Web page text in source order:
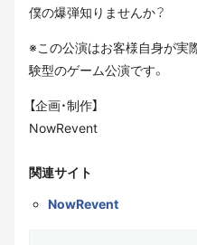
僕の爆弾知りませんか？
※この公演はお客様自身が実
験型のゲーム公演です。
【企画・制作】
NowRevent
関連サイト
NowRevent